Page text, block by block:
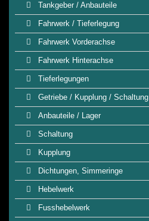
Tankgeber / Anbauteile
Fahrwerk / Tieferlegung
Fahrwerk Vorderachse
Fahrwerk Hinterachse
Tieferlegungen
Getriebe / Kupplung / Schaltung
Anbauteile / Lager
Schaltung
Kupplung
Dichtungen, Simmeringe
Hebelwerk
Fusshebelwerk